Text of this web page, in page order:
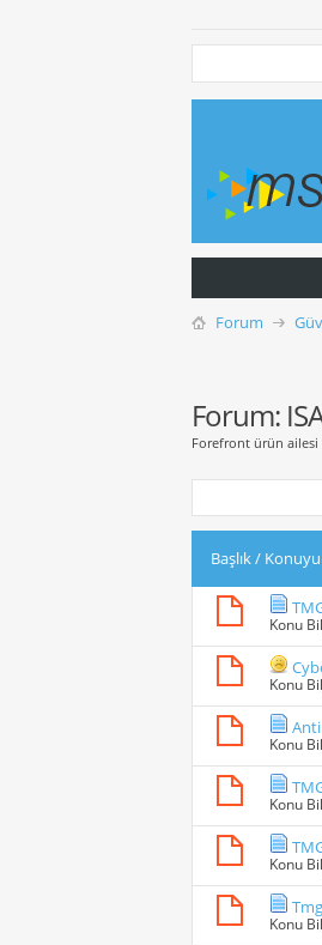
Forum
Forum:
Forefront ürün ailesi
Başlık/
Konu
Konu
Konu
Konu
Konu
Konu